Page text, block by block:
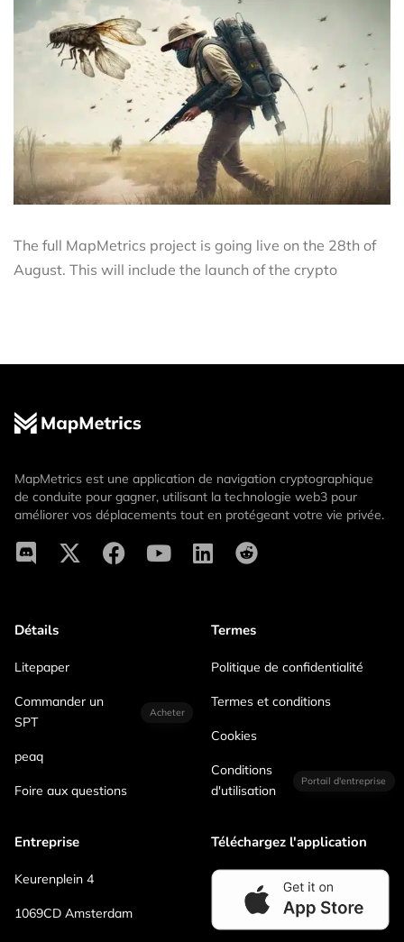
The full MapMetrics project is going live on the 28th of
August. This will include the launch of the crypto
MapMetrics est une application de navigation cryptographique
de conduite pour gagner, utilisant la technologie web3 pour
améliorer vos déplacements tout en protégeant votre vie privée.
Détails
Litepaper
Commander un
SPT
Acheter
peaq
Foire aux questions
Termes
Politique de confidentialité
Termes et conditions
Cookies
Conditions
d'utilisation
Portail d'entreprise
Entreprise
Keurenplein 4
1069CD Amsterdam
Téléchargez l'application